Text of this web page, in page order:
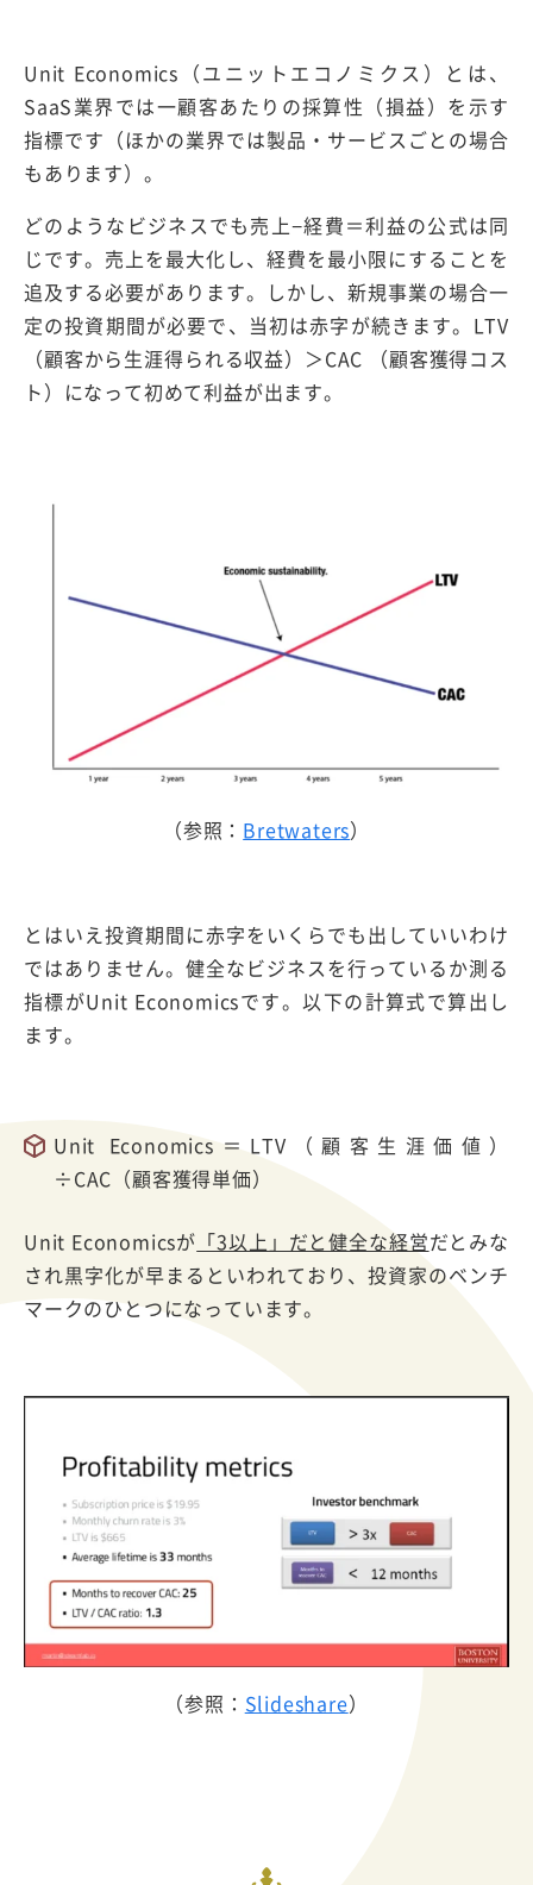
Unit Economics（ユニットエコノミクス）とは、
SaaS業界では一顧客あたりの採算性（損益）を示す
指標です（ほかの業界では製品・サービスごとの場合
もあります）。
どのようなビジネスでも売上−経費＝利益の公式は同
じです。売上を最大化し、経費を最小限にすることを
追及する必要があります。しかし、新規事業の場合一
定の投資期間が必要で、当初は赤字が続きます。LTV
（顧客から生涯得られる収益）＞CAC （顧客獲得コス
ト）になって初めて利益が出ます。
（参照： Bretwaters）
とはいえ投資期間に赤字をいくらでも出していいわけ
ではありません。健全なビジネスを行っているか測る
指標がUnit Economicsです。以下の計算式で算出し
ます。
Unit Economics＝LTV（顧客生涯価値）
÷CAC（顧客獲得単価）
Unit Economicsが 「3以上」だと健全な経営だとみな
され黒字化が早まるといわれており、投資家のベンチ
マークのひとつになっています。
（参照： Slideshare）